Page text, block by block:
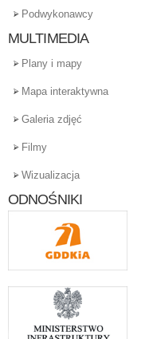
Podwykonawcy
MULTIMEDIA
Plany i mapy
Mapa interaktywna
Galeria zdjęć
Filmy
Wizualizacja
ODNOŚNIKI